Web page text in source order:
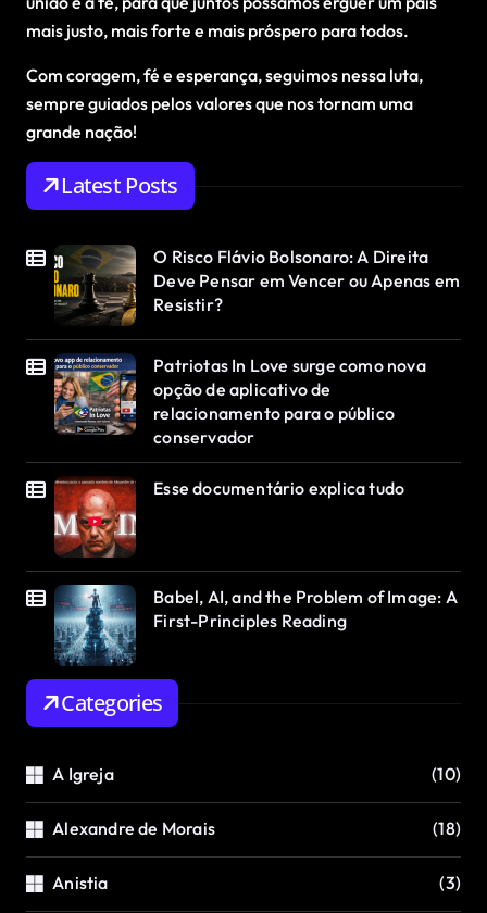
mais justo, mais forte e mais próspero para todos.
Com coragem, fé e esperança, seguimos nessa luta,
sempre guiados pelos valores que nos tornam uma
grande nação!
Latest Posts
O Risco Flávio Bolsonaro: A Direita
Deve Pensar em Vencer ou Apenas em
Resistir?
Patriotas In Love surge como nova
opção de aplicativo de
relacionamento para o público
conservador
Esse documentário explica tudo
Babel, AI, and the Problem of Image: A
First-Principles Reading
Categories
A Igreja (10)
Alexandre de Morais (18)
Anistia (3)